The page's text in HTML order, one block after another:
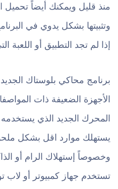
وتثبيتها بشكل يدوي في
إذا لم تجد التطبيق أو اللعبة
برنامج محاكي بلوستاك
الأجهزة الضعيفة ذات
المحرك الجديد الذي
يستهلك موارد اقل بشكل
وخصوصاً إستهلاك الرام أو
تستخدم جهاز كمبيوتر أو